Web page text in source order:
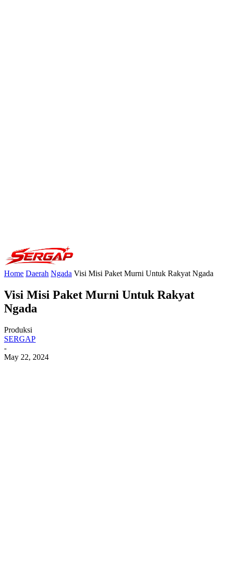
Home Daerah Ngada Visi Misi Paket Murni Untuk Rakyat Ngada
Visi Misi Paket Murni Untuk Rakyat
Ngada
Produksi
SERGAP
-
May 22, 2024